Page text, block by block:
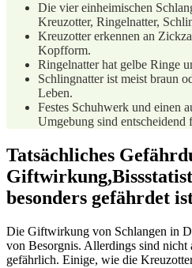
Die vier⁢ einheimischen
Kreuzotter, Ringelnatter,
Kreuzotter erkennen an
Kopfform.
Ringelnatter hat ‌gelbe Ringe
Schlingnatter ist meist braun
Leben.
Festes Schuhwerk​ und einen
Umgebung sind entscheidend
Tatsächliches
besonders‍ gefährdet
Die‌ Giftwirkung von Schlangen⁤ in
von Besorgnis. Allerdings ⁣sind nicht
gefährlich. ‌Einige, wie die